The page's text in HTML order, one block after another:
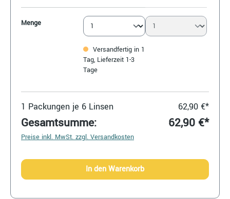
Menge
Versandfertig in 1
Tag, Lieferzeit 1-3
Tage
1 Packungen je 6 Linsen 62,90 €*
Gesamtsumme: 62,90 €*
Preise inkl. MwSt. zzgl. Versandkosten
In den Warenkorb